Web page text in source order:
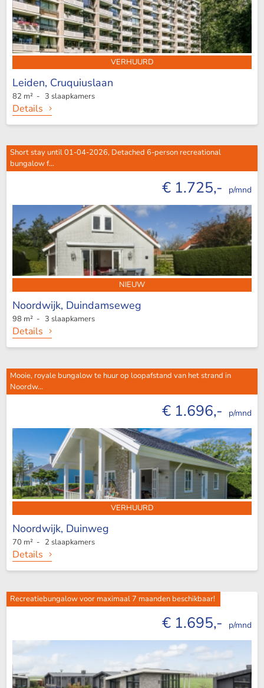
VERHUURD
Leiden, Cruquiuslaan
82 m² - 3 slaapkamers
Details
Short stay until 01-04-2026, Detached 6-person recreational
bungalow f...
€ 1.725,- p/mnd
NIEUW
Noordwijk, Duindamseweg
98 m² - 3 slaapkamers
Details
Mooie, royale bungalow te huur op loopafstand van het strand in
Noordw...
€ 1.696,- p/mnd
VERHUURD
Noordwijk, Duinweg
70 m² - 2 slaapkamers
Details
Recreatiebungalow voor maximaal 7 maanden beschikbaar!
€ 1.695,- p/mnd